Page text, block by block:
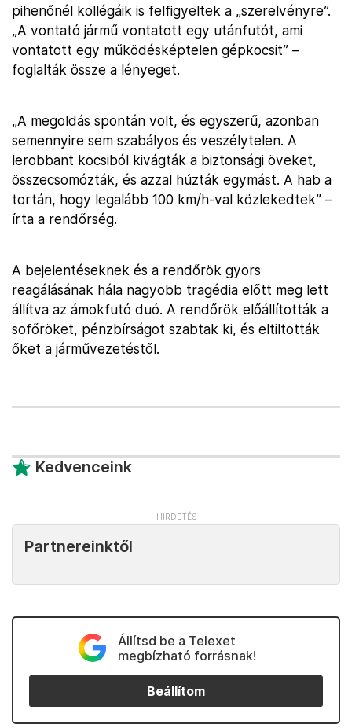
pihenőnél kollégáik is felfigyeltek a „szerelvényre”.
„A vontató jármű vontatott egy utánfutót, ami
vontatott egy működésképtelen gépkocsit” –
foglalták össze a lényeget.
„A megoldás spontán volt, és egyszerű, azonban
semennyire sem szabályos és veszélytelen. A
lerobbant kocsiból kivágták a biztonsági öveket,
összecsomózták, és azzal húzták egymást. A hab a
tortán, hogy legalább 100 km/h-val közlekedtek” –
írta a rendőrség.
A bejelentéseknek és a rendőrök gyors
reagálásának hála nagyobb tragédia előtt meg lett
állítva az ámokfutó duó. A rendőrök előállították a
sofőröket, pénzbírságot szabtak ki, és eltiltották
őket a járművezetéstől.
Kedvenceink
Partnereinktől
Állítsd be a Telexet
megbízható forrásnak!
Beállítom